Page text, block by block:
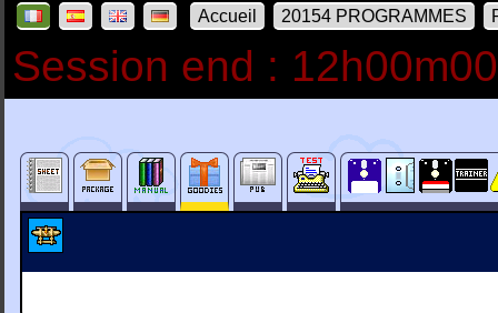
Accueil 20154 PROGRAMMES
Session end :